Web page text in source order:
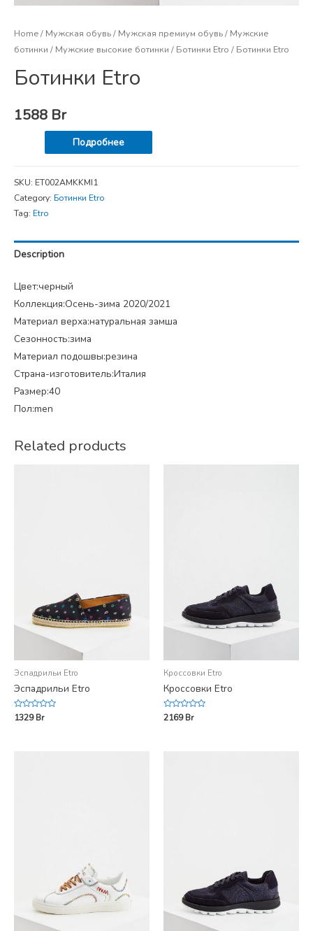
Home/ Мужская обувь/ Мужская премиум обувь/ Мужские
ботинки / Мужские высокие ботинки / Ботинки Etro / Ботинки Etro
Ботинки Etro
1588 Br
Подробнее
SKU: ET002AMKKMI1
Category: Ботинки Etro
Tag: Etro
Description
Цвет:черный
Коллекция:Осень-зима 2020/2021
Материал верха:натуральная замша
Сезонность:зима
Материал подошвы:резина
Страна-изготовитель:Италия
Размер:40
Пол:men
Related products
Эспадрильи Etro
Эспадрильи Etro
Rated
01329Br
Кроссовки Etro
Кроссовки Etro
Rated
0
2169Br